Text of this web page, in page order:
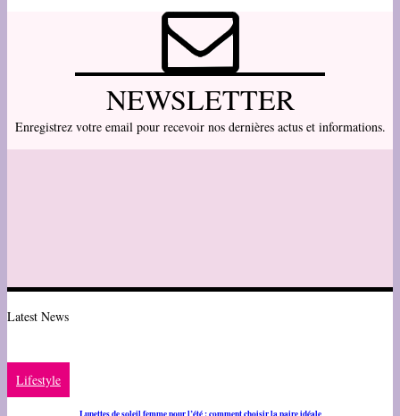
NEWSLETTER
Enregistrez votre email pour recevoir nos dernières actus et informations.
Latest News
Lifestyle
Lunettes de soleil femme pour l’été : comment choisir la paire idéale